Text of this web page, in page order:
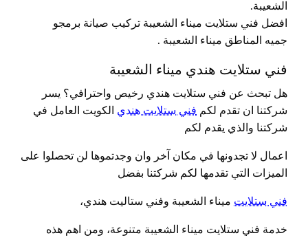
الشعيبة.
افضل فني ستلايت ميناء الشعيبة تركيب صيانة برمجو
جميه المناطق ميناء الشعيبة .
فني ستلايت هندي ميناء الشعيبة
هل تبحث عن فني ستلايت هندي رخيص واحترافي؟ يسر
شركتنا ان تقدم لكم فني ستلايت هندي الكويت العامل في
شركتنا والذي يقدم لكم
اعمال لا تجدونها في مكان آخر وان وجدتموها لن تحصلوا على
الميزات التي تقدمها لكم شركتنا بفضل
فني ستلايت ميناء الشعيبة وفني ستاليت هندي،
خدمة فني ستلايت ميناء الشعيبة متنوعة، ومن اهم هذه